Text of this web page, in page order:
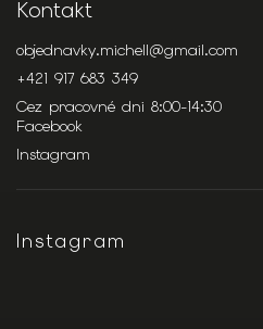
Kontakt
objednavky.michell@gmail.com
+421 917 683 349
Cez pracovné dni 8:00-14:30
Facebook
Instagram
Instagram